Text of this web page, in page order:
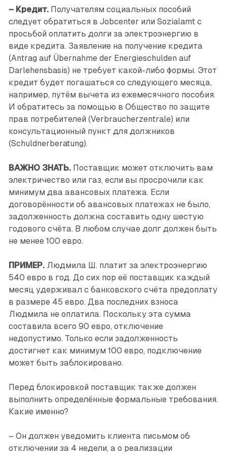
– Кредит. Получателям социальных пособий
следует обратиться в Jobcenter или Sozialamt с
просьбой оплатить долги за электроэнергию в
виде кредита. Заявление на получение кредита
(Antrag auf Übernahme der Energieschulden auf
Darlehensbasis) не требует какой-либо формы. Этот
кредит будет погашаться со следующего месяца,
например, путём вычета из ежемесячного пособия.
И обратитесь за помощью в Общество по защите
прав потребителей (Verbraucherzentrale) или
консультационный пункт для должников
(Schuldnerberatung).
ВАЖНО ЗНАТЬ.Поставщик может отключить вам
электричество или газ, если вы просрочили как
минимум два авансовых платежа. Если
договорённости об авансовых платежах не было,
задолженность должна составить одну шестую
годового счёта. В любом случае долг должен быть
не менее 100 евро.
ПРИМЕР.Людмила Ш. платит за электроэнергию
540 евро в год. До сих пор её поставщик каждый
месяц удерживал с банковского счёта предоплату
в размере 45 евро. Два последних взноса
Людмила не оплатила. Поскольку эта сумма
составила всего 90 евро, отключение
недопустимо. Только если задолженность
достигнет как минимум 100 евро, подключение
может быть заблокировано.
Перед блокировкой поставщик также должен
выполнить определённые формальные требования.
Какие именно?
– Он должен уведомить клиента письмом об
отключении за 4 недели, а о реализации